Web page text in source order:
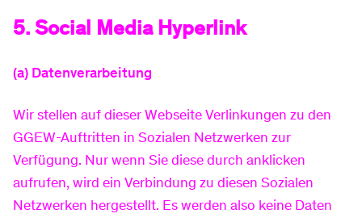
5. Social Media Hyperlink
(a) Datenverarbeitung
Wir stellen auf dieser Webseite Verlinkungen zu den
GGEW-Auftritten in Sozialen Netzwerken zur
Verfügung. Nur wenn Sie diese durch anklicken
aufrufen, wird ein Verbindung zu diesen Sozialen
Netzwerken hergestellt. Es werden also keine Daten